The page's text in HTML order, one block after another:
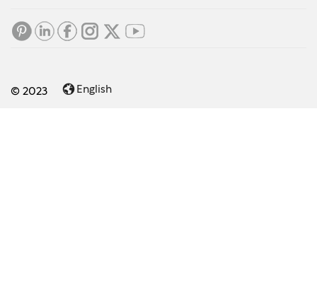
© 2023 English